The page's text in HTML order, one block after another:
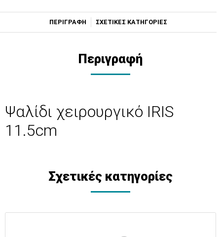
ΠΕΡΙΓΡΑΦΗ ΣΧΕΤΙΚΕΣ ΚΑΤΗΓΟΡΙΕΣ
Περιγραφή
Ψαλίδι χειρουργικό IRIS
11.5cm
Σχετικές κατηγορίες